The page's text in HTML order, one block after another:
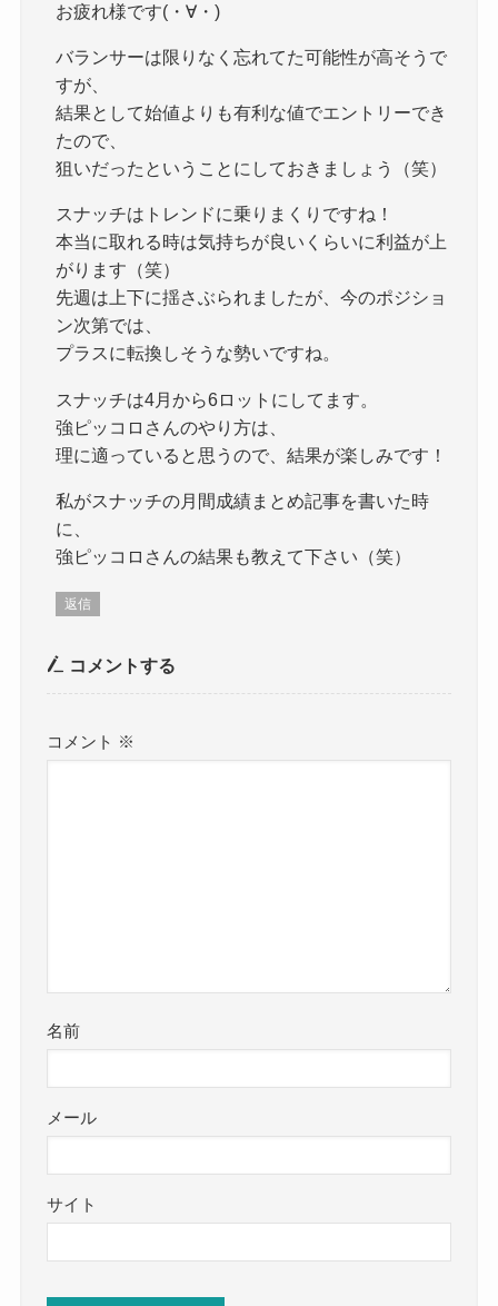
お疲れ様です(・∀・)
バランサーは限りなく忘れてた可能性が高そうで
すが、
結果として始値よりも有利な値でエントリーでき
たので、
狙いだったということにしておきましょう（笑）
スナッチはトレンドに乗りまくりですね！
本当に取れる時は気持ちが良いくらいに利益が上
がります（笑）
先週は上下に揺さぶられましたが、今のポジショ
ン次第では、
プラスに転換しそうな勢いですね。
スナッチは4月から6ロットにしてます。
強ピッコロさんのやり方は、
理に適っていると思うので、結果が楽しみです！
私がスナッチの月間成績まとめ記事を書いた時
に、
強ピッコロさんの結果も教えて下さい（笑）
返信
コメントする
コメント ※
名前
メール
サイト